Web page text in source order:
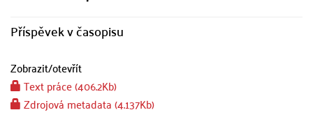
Příspěvek v časopisu
Zobrazit/otevřít
Text práce (406.2Kb)
Zdrojová metadata (4.137Kb)